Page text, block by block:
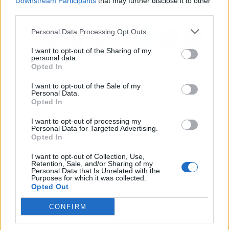
Personal Data Processing Opt Outs
I want to opt-out of the Sharing of my
personal data.
Opted In
I want to opt-out of the Sale of my
Personal Data.
Opted In
I want to opt-out of processing my
Personal Data for Targeted Advertising.
Opted In
I want to opt-out of Collection, Use,
Retention, Sale, and/or Sharing of my
Personal Data that Is Unrelated with the
Purposes for which it was collected.
Opted Out
CONFIRM